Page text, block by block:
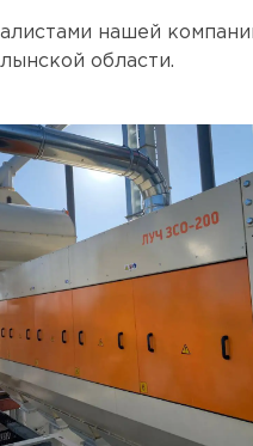
нашей
области.